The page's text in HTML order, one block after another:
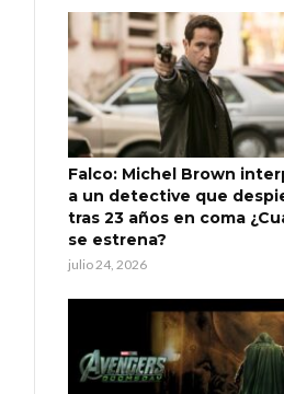
Falco: Michel Brown
a un detective que
tras 23 años en coma
se estrena?
julio 24, 2026